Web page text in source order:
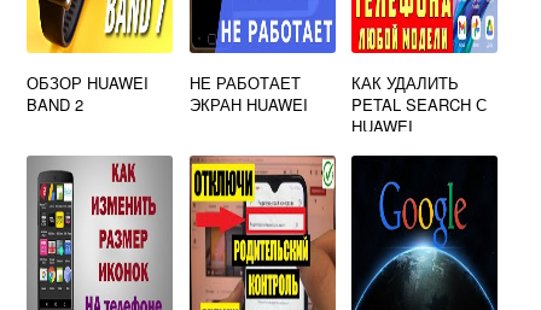
ОБЗОР HUAWEI
BAND 2
НЕ РАБОТАЕТ
ЭКРАН HUAWEI
КАК УДАЛИТЬ
PETAL SEARCH С
HUAWEI